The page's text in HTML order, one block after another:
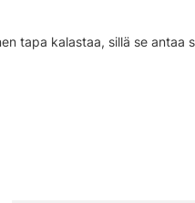
tapa kalastaa, sillä se antaa
mieluiten kärki on oltava